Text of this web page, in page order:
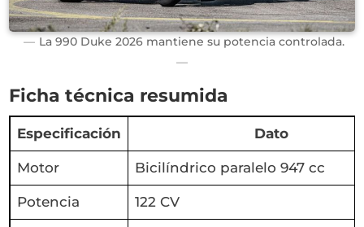
La 990 Duke 2026 mantiene su potencia controlada.
Ficha técnica resumida
Especificación Dato
Motor Bicilíndrico paralelo 947 cc
Potencia 122 CV